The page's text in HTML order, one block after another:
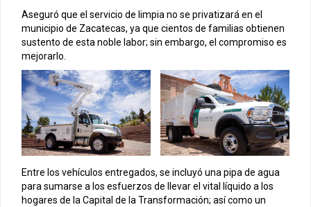
Aseguró que el servicio de limpia no se privatizará en el
municipio de Zacatecas, ya que cientos de familias obtienen
sustento de esta noble labor; sin embargo, el compromiso es
mejorarlo.
Entre los vehículos entregados, se incluyó una pipa de agua
para sumarse a los esfuerzos de llevar el vital líquido a los
hogares de la Capital de la Transformación; así como un